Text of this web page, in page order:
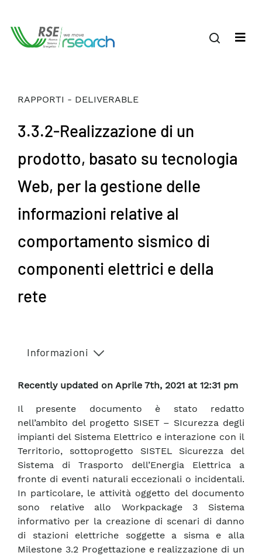
RAPPORTI - DELIVERABLE
3.3.2-Realizzazione di un
prodotto, basato su tecnologia
Web, per la gestione delle
informazioni relative al
comportamento sismico di
componenti elettrici e della
rete
Informazioni
Recently updated on Aprile 7th, 2021 at 12:31 pm
Il presente documento è stato redatto
nell’ambito del progetto SISET – SIcurezza degli
impianti del Sistema Elettrico e interazione con il
Territorio, sottoprogetto SISTEL Sicurezza del
Sistema di Trasporto dell’Energia Elettrica a
fronte di eventi naturali eccezionali o incidentali.
In particolare, le attività oggetto del documento
sono relative allo Workpackage 3 Sistema
informativo per la creazione di scenari di danno
di stazioni elettriche soggette a sisma e alla
Milestone 3.2 Progettazione e realizzazione di un